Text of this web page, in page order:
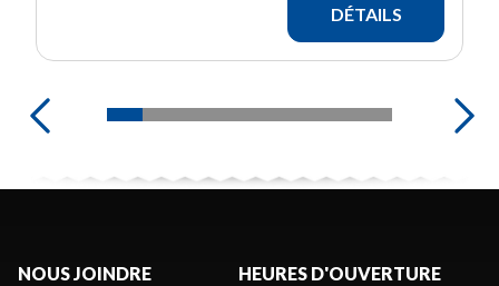
DÉTAILS
NOUS JOINDRE HEURES D'OUVERTURE